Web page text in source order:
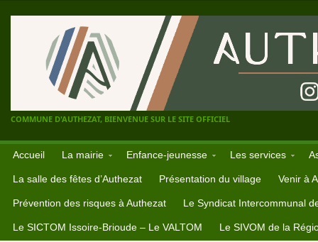
COMMUNE D'AUTHEZAT, BIENVENUE SUR LE SITE OFFICIEL
Accueil La mairie Enfance-jeunesse Les services
La salle des fêtes d’Authezat Présentation du village Venir à
Prévention des risques à Authezat Le Syndicat Intercommunal
Le SICTOM Issoire-Brioude – Le VALTOM Le SIVOM de la